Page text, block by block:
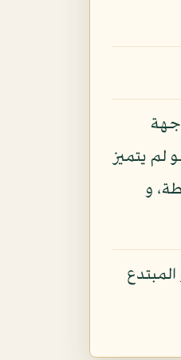
جهة
لم يتميز
و